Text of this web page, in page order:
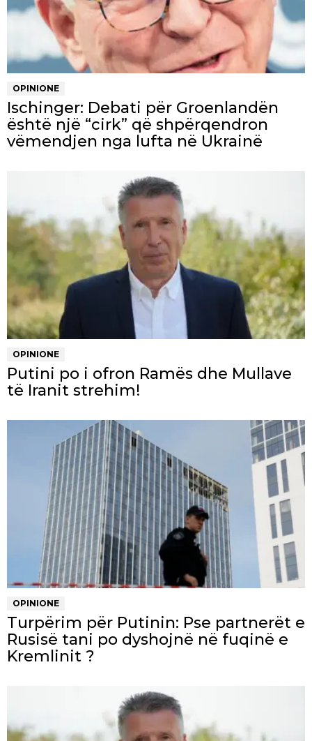
OPINIONE
Ischinger: Debati për Groenlandën
është një “cirk” që shpërqendron
vëmendjen nga lufta në Ukrainë
OPINIONE
Putini po i ofron Ramës dhe Mullave
të Iranit strehim!
OPINIONE
Turpërim për Putinin: Pse partnerët e
Rusisë tani po dyshojnë në fuqinë e
Kremlinit ?